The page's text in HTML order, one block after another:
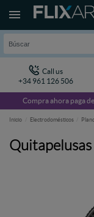
Call us
+34 961 126 506
Compra ahora paga
Inicio Electrodomésticos